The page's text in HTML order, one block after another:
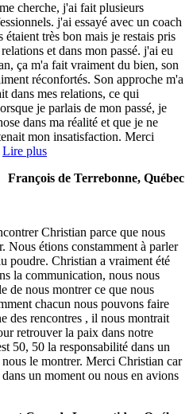
cherche, j'ai fait plusieurs
j'ai essayé avec un coach
très bon mais je restais pris
et dans mon passé. j'ai eu
ça m'a fait vraiment du bien, son
réconfortés. Son approche m'a
dans mes relations, ce qui
je parlais de mon passé, je
dans ma réalité et que je ne
mon insatisfaction. Merci
Lire plus
François de Terrebonne, Québec
Christian parce que nous
Nous étions constamment à parler
poudre. Christian a vraiment été
la communication, nous nous
de nous montrer ce que nous
chacun nous pouvons faire
des rencontres , il nous montrait
retrouver la paix dans notre
50, 50 la responsabilité dans un
le montrer. Merci Christian car
un moment ou nous en avions